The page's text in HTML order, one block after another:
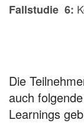
Fallstudie 6:
Die
auch
Learnings